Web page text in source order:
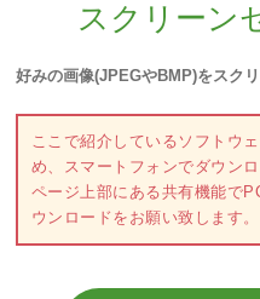
スクリーン
好みの画像(JPEGやBMP)をスク
ここで紹介しているソフトウ
め、スマートフォンでダウン
ページ上部にある共有機能で
ウンロードをお願い致します。